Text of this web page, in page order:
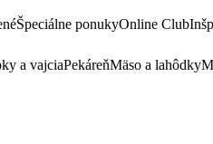
Špeciálne ponukyOnline Club
a vajciaPekáreňMäso a lahôdky